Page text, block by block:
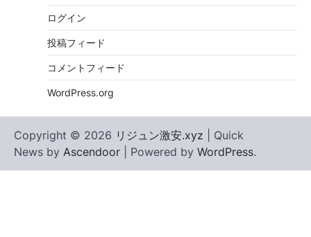
ログイン
投稿フィード
コメントフィード
WordPress.org
Copyright © 2026 リジュン激安.xyz | Quick
News by Ascendoor | Powered by WordPress.